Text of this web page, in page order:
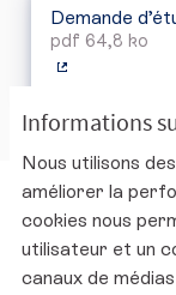
Informations
Nous utilisons
améliorer la
cookies nous
utilisateur et un
canaux de
Demande
pdf 64,8 ko
Charte
Mentions légales
Conditions